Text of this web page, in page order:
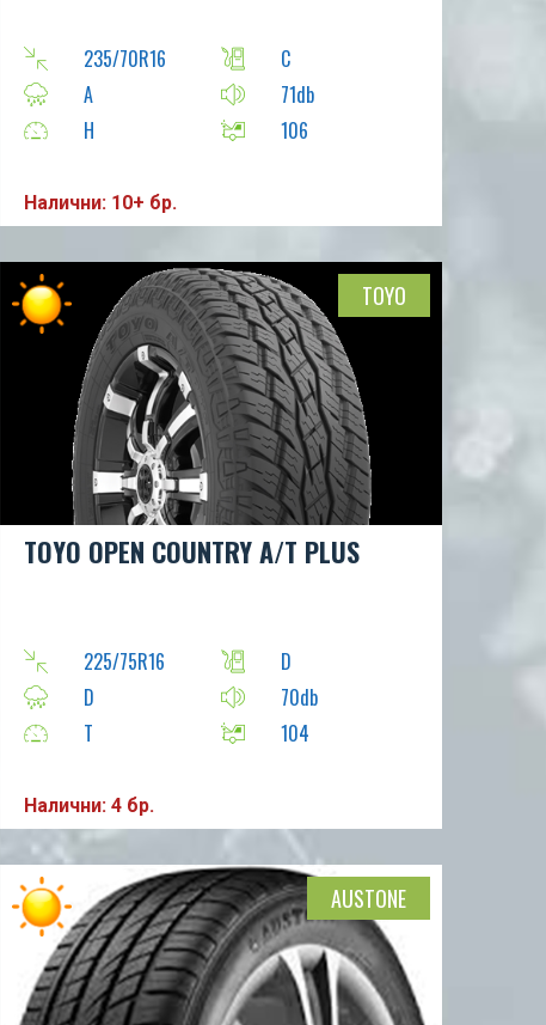
235/70R16
C
A
71db
H
106
Налични: 10+ бр.
TOYO OPEN COUNTRY A/T PLUS
225/75R16
D
D
70db
T
104
Налични: 4 бр.
TOYO
AUSTONE